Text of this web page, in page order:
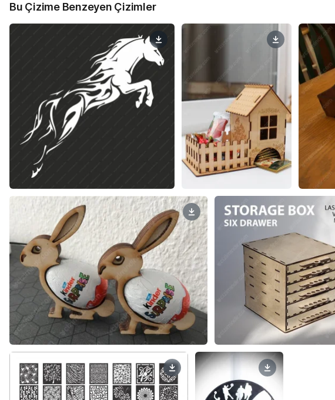
Bu Çizime Benzeyen Çizimler